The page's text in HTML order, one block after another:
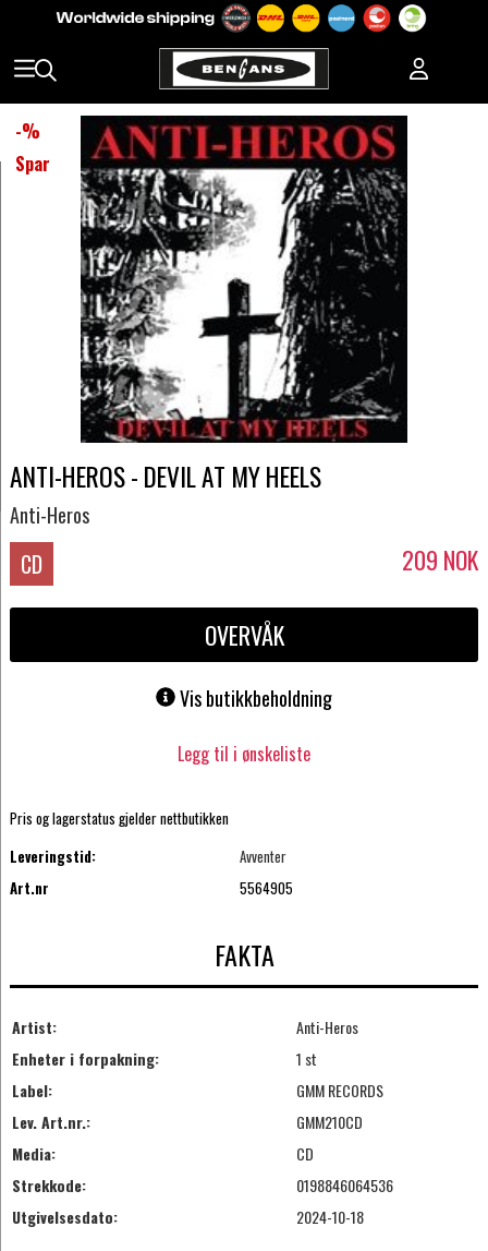
-%
Spar
ANTI-HEROS - DEVIL AT MY HEELS
Anti-Heros
CD 209 NOK
OVERVÅK
Vis butikkbeholdning
Legg til i ønskeliste
Pris og lagerstatus gjelder nettbutikken
Leveringstid:
Avventer
Art.nr
5564905
FAKTA
Artist:
Anti-Heros
Enheter i forpakning:
1 st
Label:
GMM RECORDS
Lev. Art.nr.:
GMM210CD
Media:
CD
Strekkode:
0198846064536
Utgivelsesdato:
2024-10-18